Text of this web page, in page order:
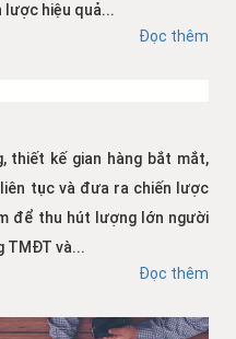
lược hiệu quả...
Đọc thêm
thiết kế gian hàng bắt mắt,
liên tục và đưa ra chiến lược
để thu hút lượng lớn người
TMĐT và...
Đọc thêm